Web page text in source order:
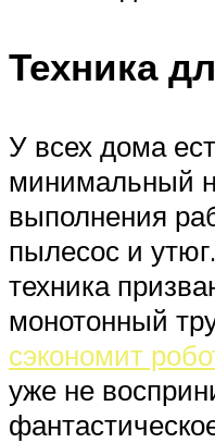
Техника
У всех дома
минимальный
выполнения
пылесос и
техника
монотонный
сэкономит
уже не